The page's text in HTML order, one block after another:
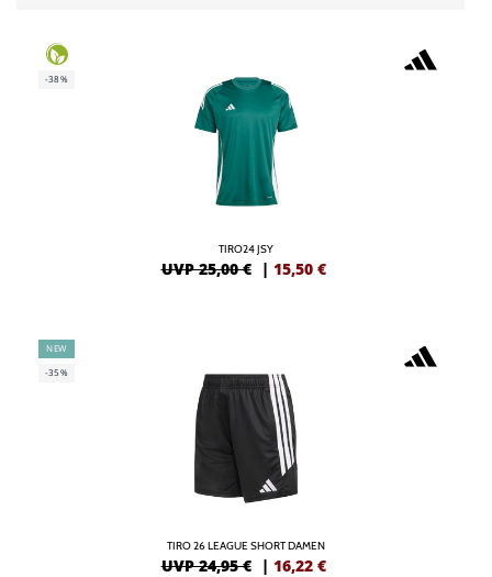
-38%
TIRO24 JSY
UVP 25,00 € | 15,50 €
NEW
-35%
TIRO 26 LEAGUE SHORT DAMEN
UVP 24,95 € | 16,22 €